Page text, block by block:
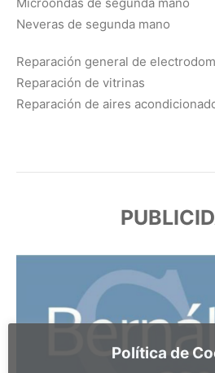
Neveras de segunda mano
Reparación general de
Reparación de vitrinas
Reparación de aires
Política de